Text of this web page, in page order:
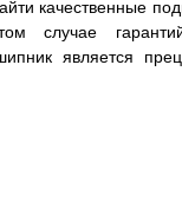
качественные
случае
является